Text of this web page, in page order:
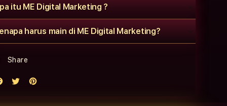
itu ME Digital Marketing ?
harus main di ME Digital Marketing?
Share